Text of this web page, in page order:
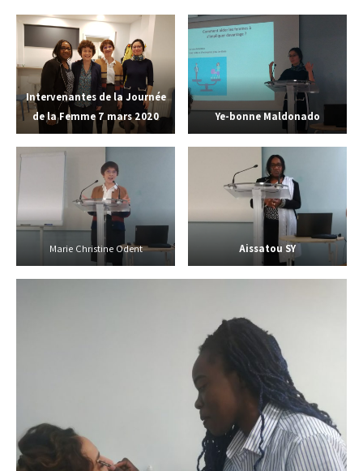
Intervenantes de la Journée
de la Femme 7 mars 2020
Ye-bonne Maldonado
Marie Christine Odent Aissatou SY